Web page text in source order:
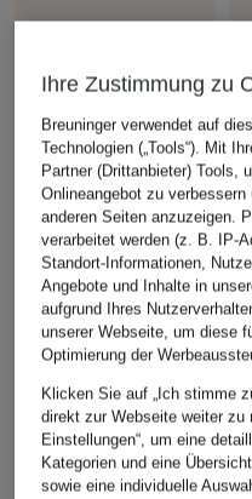
Sonnenbrille TF3078B
CHF 229
Ursprünglich:CHF 454
Weitere Kategorien
Abendkleider
Anzüge für Herren
Bademäntel für Herren
Ihre Zustimmung zu
Breuninger verwendet auf
Technologien („Tools“). Mit
Partner (Drittanbieter) Tools,
Onlineangebot zu
anderen Seiten anzuzeigen.
verarbeitet werden (z. B. IP-
Standort-Informationen,
Angebote und Inhalte in
aufgrund Ihres
unserer Webseite, um diese
Optimierung der
Klicken Sie auf „Ich stimme
direkt zur Webseite weiter zu
Einstellungen“, um eine
Kategorien und eine
sowie eine individuelle